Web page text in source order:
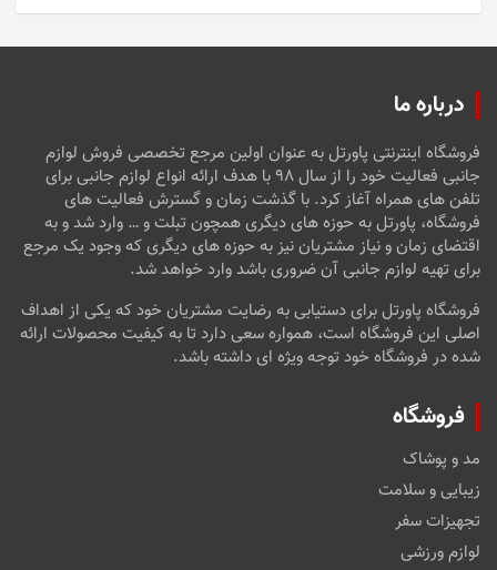
درباره ما
فروشگاه اینترنتی پاورتل به عنوان اولین مرجع تخصصی فروش لوازم
جانبی فعالیت خود را از سال ۹۸ با هدف ارائه انواع لوازم جانبی برای
تلفن های همراه آغاز کرد. با گذشت زمان و گسترش فعالیت های
فروشگاه، پاورتل به حوزه های دیگری همچون تبلت و … وارد شد و به
اقتضای زمان و نیاز مشتریان نیز به حوزه های دیگری که وجود یک مرجع
برای تهیه لوازم جانبی آن ضروری باشد وارد خواهد شد.
فروشگاه پاورتل برای دستیابی به رضایت مشتریان خود که یکی از اهداف
اصلی این فروشگاه است، همواره سعی دارد تا به کیفیت محصولات ارائه
شده در فروشگاه خود توجه ویژه ای داشته باشد.
فروشگاه
مد و پوشاک
زیبایی و سلامت
تجهیزات سفر
لوازم ورزشی